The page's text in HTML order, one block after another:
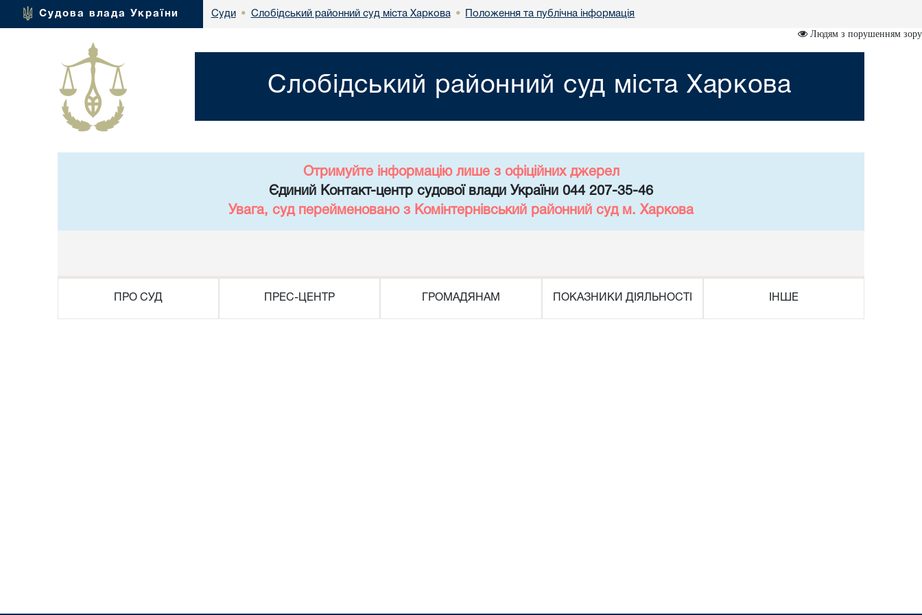
Судова влада України Суди • Слобідський районний суд міста Харкова • Положення та публічна інформація
Людям з порушенням зору
Слобідський районний суд міста Харкова
Отримуйте інформацію лише з офіційних джерел
Єдиний Контакт-центр судової влади України 044 207-35-46
Увага, суд перейменовано з Комінтернівський районний суд м. Харкова
ПРО СУД ПРЕС-ЦЕНТР ГРОМАДЯНАМ ПОКАЗНИКИ ДІЯЛЬНОСТІ ІНШЕ